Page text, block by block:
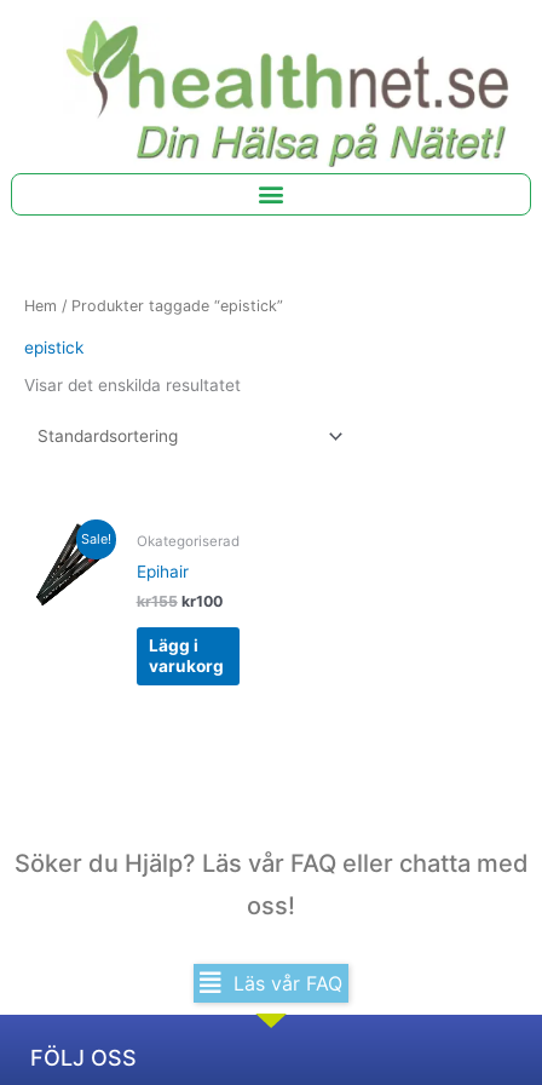
Hem / Produkter taggade “epistick”
epistick
Visar det enskilda resultatet
Sale! Okategoriserad
Epihair
kr155
price
was:
kr100
price
Lägg i
varukorg
Söker du Hjälp? Läs vår FAQ eller chatta med
oss!
Läs vår FAQ
FÖLJ OSS